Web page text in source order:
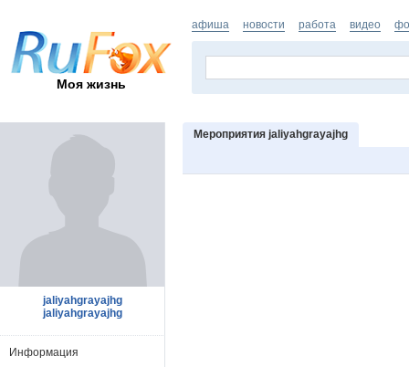
Моя жизнь
афиша новости работа видео
Мероприятия jaliyahgrayajhg
jaliyahgrayajhg
jaliyahgrayajhg
Информация